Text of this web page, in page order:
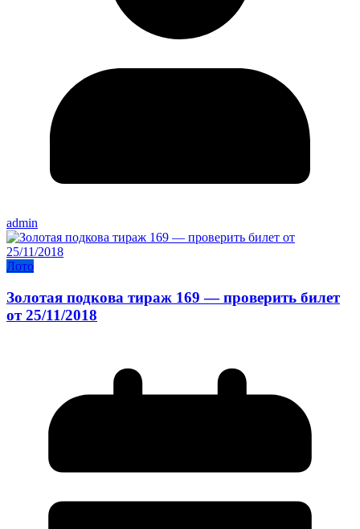
admin
Лото
Золотая подкова тираж 169 — проверить билет
от 25/11/2018